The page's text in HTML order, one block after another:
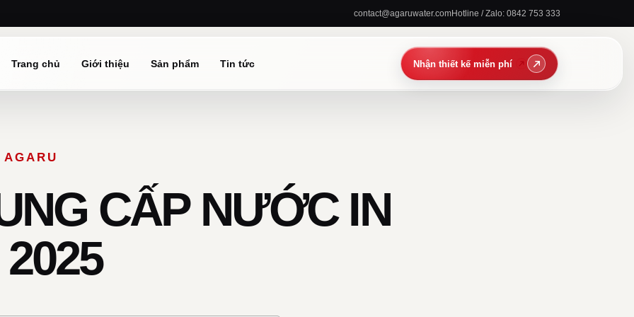
contact@agaruwater.comHotline / Zalo: 0842 753 333
Trang chủ Giới thiệu Sản phẩm Tin tức
CẤP NƯỚC IN